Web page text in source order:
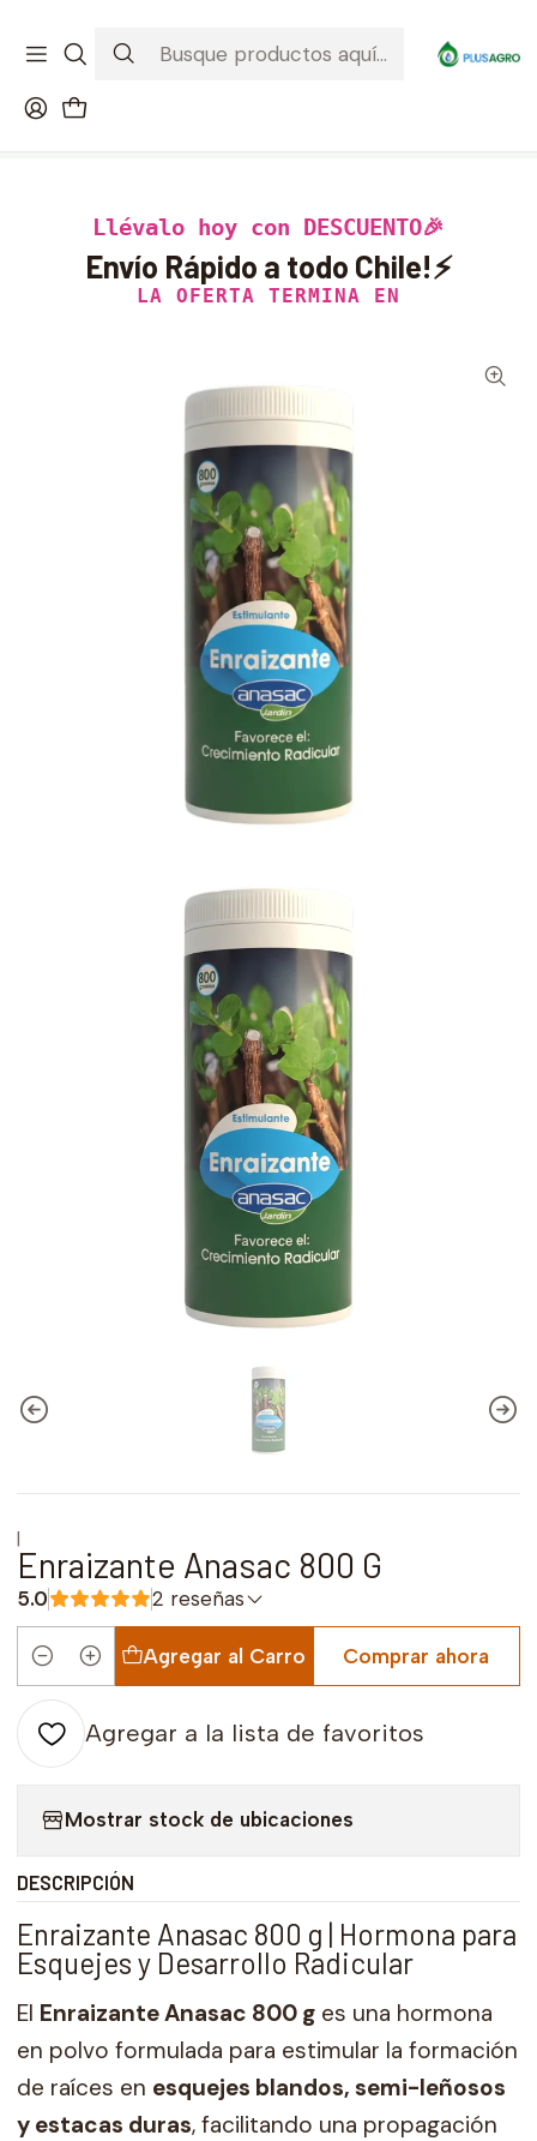
Ver condiciones de la promoción
Llévalo hoy con DESCUENTO🎉
Envío Rápido a todo Chile!⚡
LA OFERTA TERMINA EN
|
Enraizante Anasac 800 G
5.0 2 reseñas
Cantidad
Agregar al Carro Comprar ahora
Agregar a la lista de favoritos
Mostrar stock de ubicaciones
DESCRIPCIÓN
Enraizante Anasac 800 g | Hormona para
Esquejes y Desarrollo Radicular
El Enraizante Anasac 800 g es una hormona
en polvo formulada para estimular la formación
de raíces en esquejes blandos, semi-leñosos
y estacas duras, facilitando una propagación